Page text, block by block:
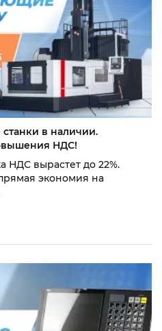
в наличии.
НДС!
НДС вырастет до 22%.
экономия на